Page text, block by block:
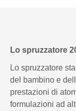
Lo spruzzatore
Lo spruzzatore
del bambino e
prestazioni di
formulazioni ad